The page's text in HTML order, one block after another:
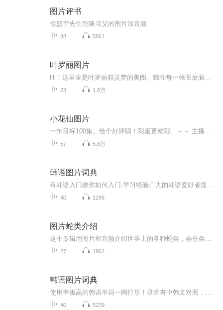
图片评书
徐盛宇先生乾隆寻父的图片加音频
88 5861
叶罗丽图片
23 1.8万
小花仙图片
57 5.8万
韩语图片词典
40 1296
图片蛇类介绍
27 1962
韩语图片词典
40 5239